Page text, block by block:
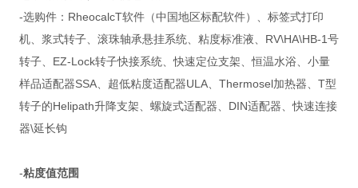
-选购件：RheocalcT软件（中国地区标配软件）、标签式打印
机、浆式转子、滚珠轴承悬挂系统、粘度标准液、RV\HA\HB-1号
转子、EZ-Lock转子快接系统、快速定位支架、恒温水浴、小量
样品适配器SSA、超低粘度适配器ULA、Thermosel加热器、T型
转子的Helipath升降支架、螺旋式适配器、DIN适配器、快速连接
器\延长钩
-粘度值范围